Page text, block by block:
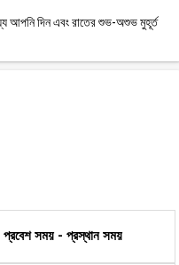
আপনি দিন এবং রাতের শুভ-অশুভ মুহূর্ত
প্রবেশ সময় - প্রস্থান সময়